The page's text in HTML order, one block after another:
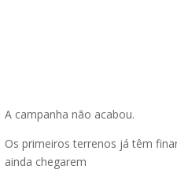
A campanha não acabou.
Os primeiros terrenos já têm
ainda chegarem